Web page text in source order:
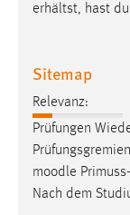
erhältst, hast
Sitemap
Relevanz:
Prüfungen
moodle
Nach dem
Vimeo